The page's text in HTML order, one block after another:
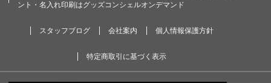
ント・名入れ印刷はグッズコンシェルオンデマンド
スタッフブログ 会社案内 個人情報保護方針
特定商取引に基づく表示